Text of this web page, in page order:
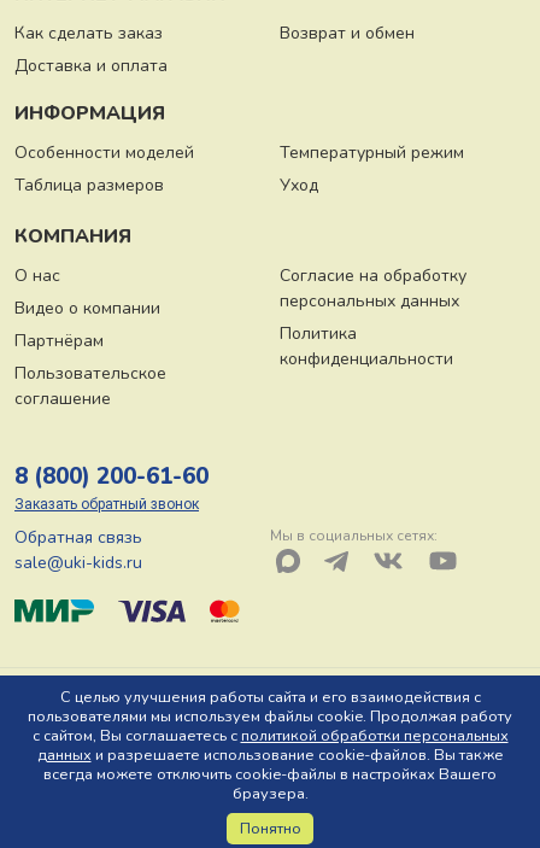
С целью улучшения работы сайта и его взаимодействия с
пользователями мы используем файлы cookie. Продолжая работу
с сайтом, Вы соглашаетесь сполитикой обработки персональных
данных и разрешаете использование cookie-файлов. Вы также
всегда можете отключить cookie-файлы в настройках Вашего
браузера.
Понятно
Как сделать заказ
Доставка и оплата
Возврат и обмен
ИНФОРМАЦИЯ
Особенности моделей
Таблица размеров
Температурный режим
Уход
КОМПАНИЯ
О нас
Видео о компании
Партнёрам
Пользовательское
соглашение
Согласие на обработку
персональных данных
Политика
конфиденциальности
8 (800) 200-61-60
Заказать обратный звонок
Обратная связь
sale@uki-kids.ru
Мы в социальных сетях:
© ООО «Юки-кидс» 2026, Тел: 8 (800) 200-61-60, Адрес: 150044 г.
Ярославль, пр-т Октября, д. 78 Ю